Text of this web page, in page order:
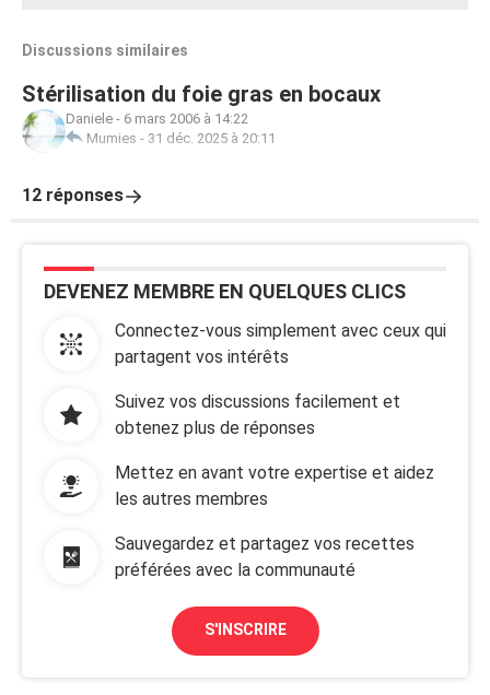
Discussions similaires
Stérilisation du foie gras en bocaux
Daniele - 6 mars 2006 à 14:22
Mumies - 31 déc. 2025 à 20:11
12 réponses
DEVENEZ MEMBRE EN QUELQUES CLICS
Connectez-vous simplement avec ceux qui
partagent vos intérêts
Suivez vos discussions facilement et
obtenez plus de réponses
Mettez en avant votre expertise et aidez
les autres membres
Sauvegardez et partagez vos recettes
préférées avec la communauté
S'INSCRIRE